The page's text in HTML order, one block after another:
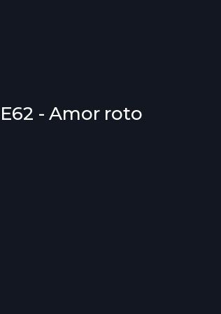
- Amor roto